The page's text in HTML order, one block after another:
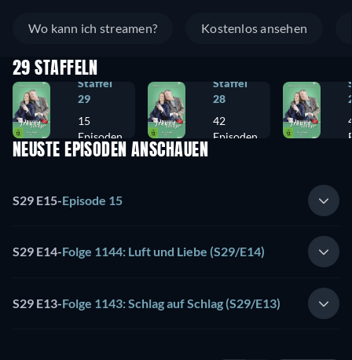
Wo kann ich streamen? Kostenlos ansehen
29 STAFFELN
Staffel
29
15
Episoden
Staffel
28
42
Episoden
NEUSTE EPISODEN ANSCHAUEN
S29 E15-Episode 15
S29 E14-Folge 1144: Luft und Liebe (S29/E14)
S29 E13-Folge 1143: Schlag auf Schlag (S29/E13)